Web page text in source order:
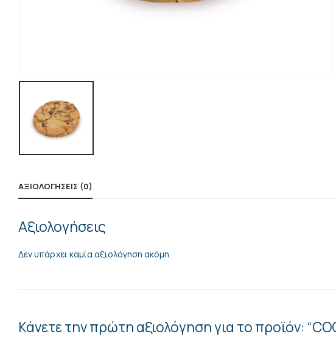
ΑΞΙΟΛΟΓΉΣΕΙΣ (0)
Αξιολογήσεις
Δεν υπάρχει καμία αξιολόγηση ακόμη.
Κάνετε την πρώτη αξιολόγηση για το προϊόν: